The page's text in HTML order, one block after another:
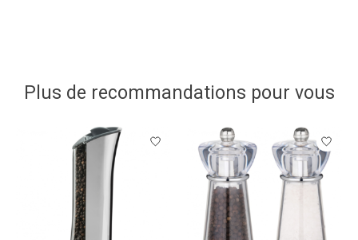
Plus de recommandations pour vous
Articles du carrousel de produits